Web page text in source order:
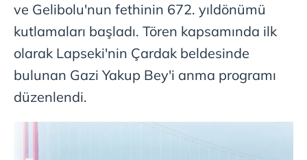
ve Gelibolu'nun fethinin 672. yıldönümü
kutlamaları başladı. Tören kapsamında ilk
olarak Lapseki'nin Çardak beldesinde
bulunan Gazi Yakup Bey'i anma programı
düzenlendi.